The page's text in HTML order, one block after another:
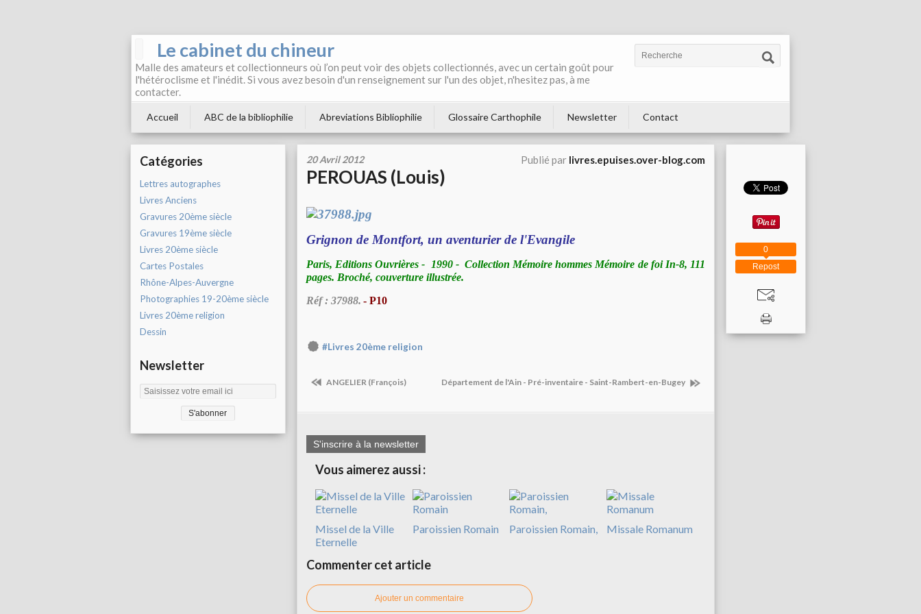
Le cabinet du chineur
Malle des amateurs et collectionneurs où l’on peut voir des objets collectionnés, avec un certain goût pour
l'hétéroclisme et l'inédit. Si vous avez besoin d'un renseignement sur l'un des objet, n'hesitez pas, à me
contacter.
Accueil ABC de la bibliophilie Abreviations Bibliophilie Glossaire Carthophile Newsletter Contact
Catégories
Lettres autographes
Livres Anciens
Gravures 20ème siècle
Gravures 19ème siècle
Livres 20ème siècle
Cartes Postales
Rhône-Alpes-Auvergne
Photographies 19-20ème siècle
Livres 20ème religion
Dessin
Newsletter
20 Avril 2012 Publié par livres.epuises.over-blog.com
PEROUAS (Louis)
Grignon de Montfort, un aventurier de l'Evangile
Paris, Editions Ouvrières - 1990 - Collection Mémoire hommes Mémoire de foi In-8, 111
pages. Broché, couverture illustrée.
Réf : 37988. - P10
#Livres 20ème religion
ANGELIER (François) Département de l'Ain - Pré-inventaire - Saint-Rambert-en-Bugey
S'inscrire à la newsletter
Vous aimerez aussi :
Missel de la Ville
Eternelle
Paroissien Romain Paroissien Romain, Missale Romanum
Commenter cet article
Ajouter un commentaire
Repost
0